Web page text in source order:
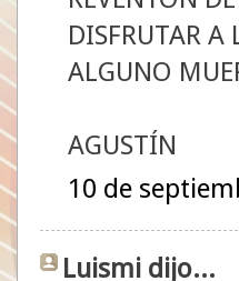
DISFRUTAR A
ALGUNO
AGUSTÍN
10 de
Luismi dijo...